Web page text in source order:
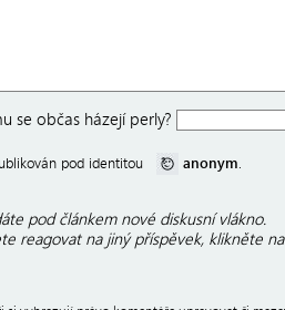
se občas házejí perly?
pod identitou anonym.
pod článkem nové diskusní vlákno.
reagovat na jiný příspěvek, klikněte